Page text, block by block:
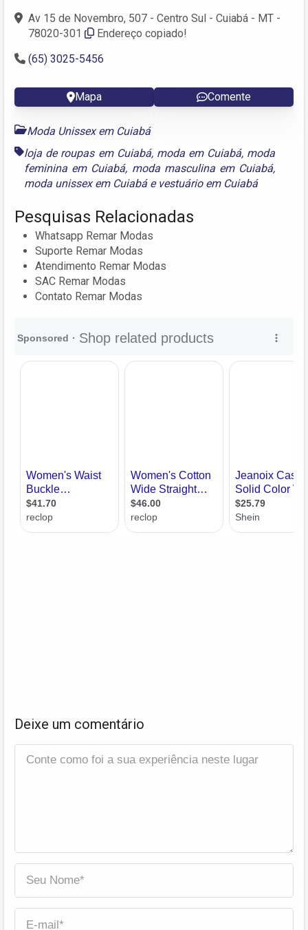
Av 15 de Novembro, 507 - Centro Sul - Cuiabá - MT -
78020-301
Endereço copiado!
(65) 3025-5456
Mapa Comente
Moda Unissex em Cuiabá
loja de roupas em Cuiabá, moda em Cuiabá, moda
feminina em Cuiabá, moda masculina em Cuiabá,
moda unissex em Cuiabáe vestuário em Cuiabá
Pesquisas Relacionadas
Whatsapp Remar Modas
Suporte Remar Modas
Atendimento Remar Modas
SAC Remar Modas
Contato Remar Modas
Deixe um comentário